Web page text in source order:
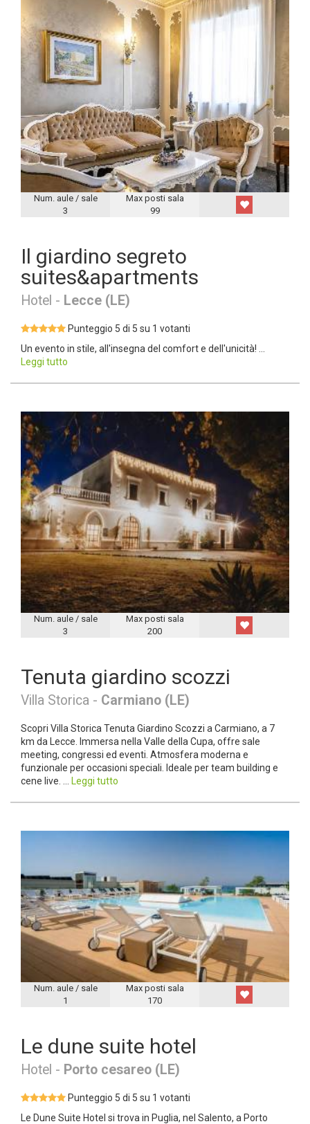
Num. aule / sale
3
Max posti sala
99
Il giardino segreto
suites&apartments
Hotel - Lecce (LE)
Punteggio 5 di 5 su 1 votanti
Un evento in stile, all'insegna del comfort e dell'unicità! ...
Leggi tutto
Num. aule / sale
3
Max posti sala
200
Tenuta giardino scozzi
Villa Storica - Carmiano (LE)
Scopri Villa Storica Tenuta Giardino Scozzi a Carmiano, a 7
km da Lecce. Immersa nella Valle della Cupa, offre sale
meeting, congressi ed eventi. Atmosfera moderna e
funzionale per occasioni speciali. Ideale per team building e
cene live. ...
Leggi tutto
Num. aule / sale
1
Max posti sala
170
Le dune suite hotel
Hotel - Porto cesareo (LE)
Punteggio 5 di 5 su 1 votanti
Le Dune Suite Hotel si trova in Puglia, nel Salento, a Porto